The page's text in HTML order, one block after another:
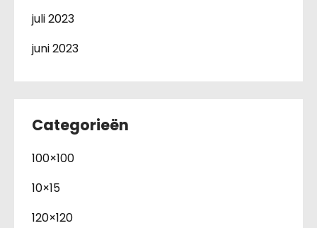
juli 2023
juni 2023
Categorieën
100×100
10×15
120×120